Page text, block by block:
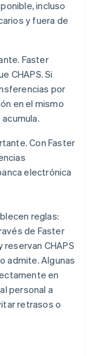
incluso
y fuera de
Faster
CHAPS. Si
por
en el mismo
Con Faster
electrónica
reglas:
de Faster
CHAPS
admite. Algunas
en
personal a
retrasos o